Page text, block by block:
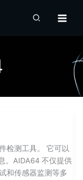
检测工具。 它可以
。AIDA64 不仅提供
和传感器监测等多